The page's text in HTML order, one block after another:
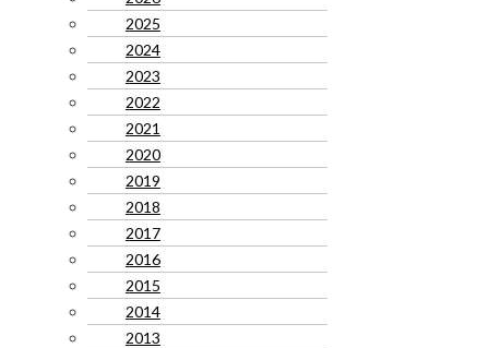
2025
2024
2023
2022
2021
2020
2019
2018
2017
2016
2015
2014
2013